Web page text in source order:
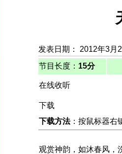
发表日期： 2012年3月
节目长度： 15分
在线收听
下载
下载方法：按鼠标器右
观赏神韵，如沐春风，